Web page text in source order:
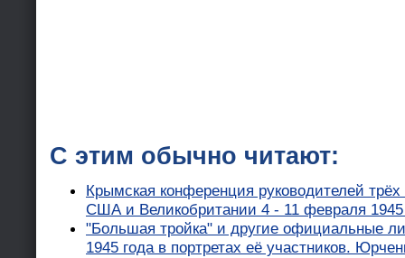
С этим обычно читают:
Крымская конференция руководителей
США и Великобритании 4 - 11 февраля 1945
"Большая тройка" и другие официальные
1945 года в портретах её участников.